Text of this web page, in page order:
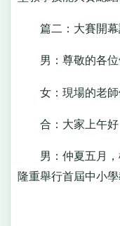
篇二：大賽開幕
男：尊敬的各位
女：現場的老師
合：大家上午好
男：仲夏五月，
隆重舉行首屆中小